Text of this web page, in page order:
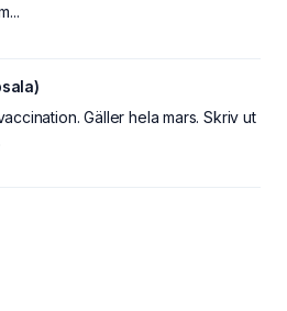
Gäller hela mars. Skriv ut